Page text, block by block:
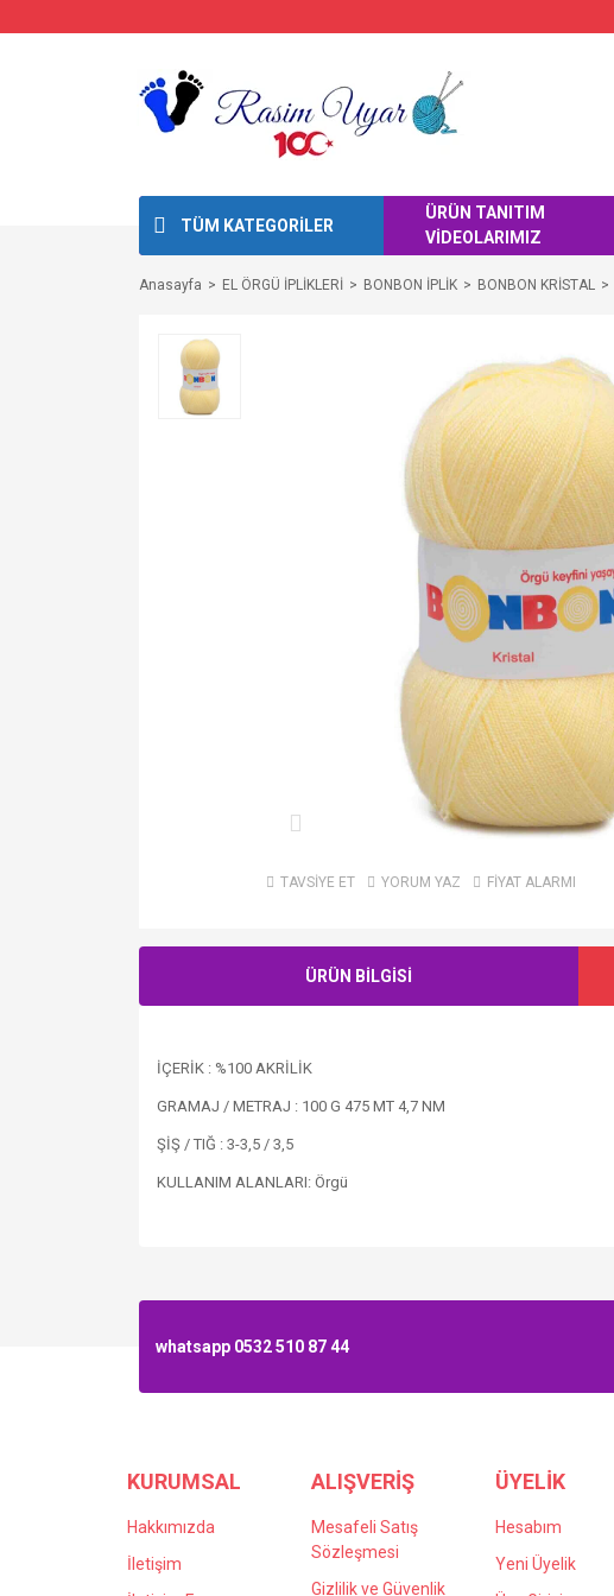
TÜM KATEGORİLER
ÜRÜN TANITIM
VİDEOLARIMIZ
Anasayfa EL ÖRGÜ İPLİKLERİ BONBON İPLİK BONBON KRİSTAL
TAVSİYE ET YORUM YAZ FİYAT ALARMI
ÜRÜN BİLGİSİ
İÇERİK : %100 AKRİLİK
GRAMAJ / METRAJ : 100 G 475 MT 4,7 NM
ŞİŞ / TIĞ : 3-3,5 / 3,5
KULLANIM ALANLARI: Örgü
whatsapp 0532 510 87 44
KURUMSAL
Hakkımızda
İletişim
ALIŞVERİŞ
Mesafeli Satış
Sözleşmesi
Gizlilik ve Güvenlik
ÜYELİK
Hesabım
Yeni Üyelik